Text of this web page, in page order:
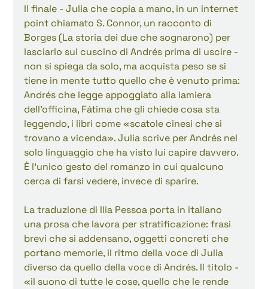
Il finale - Julia che copia a mano, in un internet
point chiamato S. Connor, un racconto di
Borges (La storia dei due che sognarono) per
lasciarlo sul cuscino di Andrés prima di uscire -
non si spiega da solo, ma acquista peso se si
tiene in mente tutto quello che è venuto prima:
Andrés che legge appoggiato alla lamiera
dell'officina, Fátima che gli chiede cosa sta
leggendo, i libri come «scatole cinesi che si
trovano a vicenda». Julia scrive per Andrés nel
solo linguaggio che ha visto lui capire davvero.
È l'unico gesto del romanzo in cui qualcuno
cerca di farsi vedere, invece di sparire.
La traduzione di Ilia Pessoa porta in italiano
una prosa che lavora per stratificazione: frasi
brevi che si addensano, oggetti concreti che
portano memorie, il ritmo della voce di Julia
diverso da quello della voce di Andrés. Il titolo -
«il suono di tutte le cose, quello che le rende